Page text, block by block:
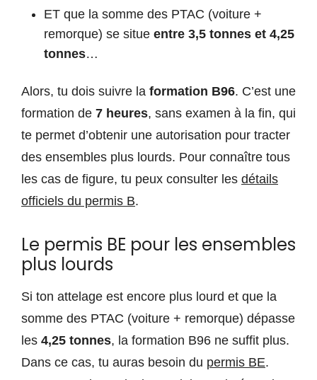
ET que la somme des PTAC (voiture +
remorque) se situe entre 3,5 tonnes et 4,25
tonnes…
Alors, tu dois suivre la formation B96. C’est une
formation de 7 heures, sans examen à la fin, qui
te permet d’obtenir une autorisation pour tracter
des ensembles plus lourds. Pour connaître tous
les cas de figure, tu peux consulter les détails
officiels du permis B.
Le permis BE pour les ensembles
plus lourds
Si ton attelage est encore plus lourd et que la
somme des PTAC (voiture + remorque) dépasse
les 4,25 tonnes, la formation B96 ne suffit plus.
Dans ce cas, tu auras besoin du permis BE.